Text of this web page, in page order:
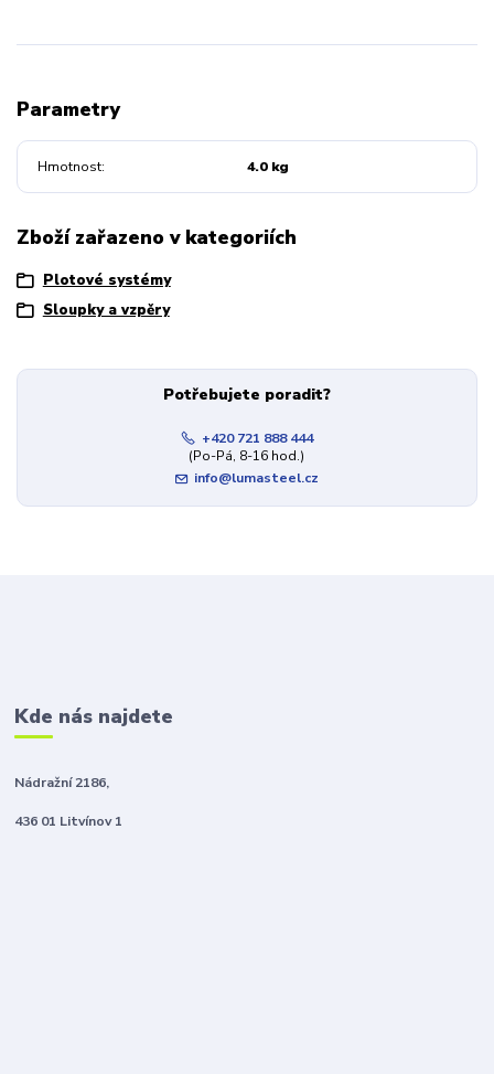
Parametry
Hmotnost 4.0 kg
Zboží zařazeno v kategoriích
Plotové systémy
Sloupky a vzpěry
Potřebujete poradit?
+420 721 888 444
(Po-Pá, 8-16 hod.)
info@lumasteel.cz
Kde nás najdete
Nádražní 2186,
436 01 Litvínov 1